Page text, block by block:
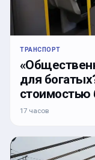
ТРАНСПОРТ
для
стоимостью
17 часов